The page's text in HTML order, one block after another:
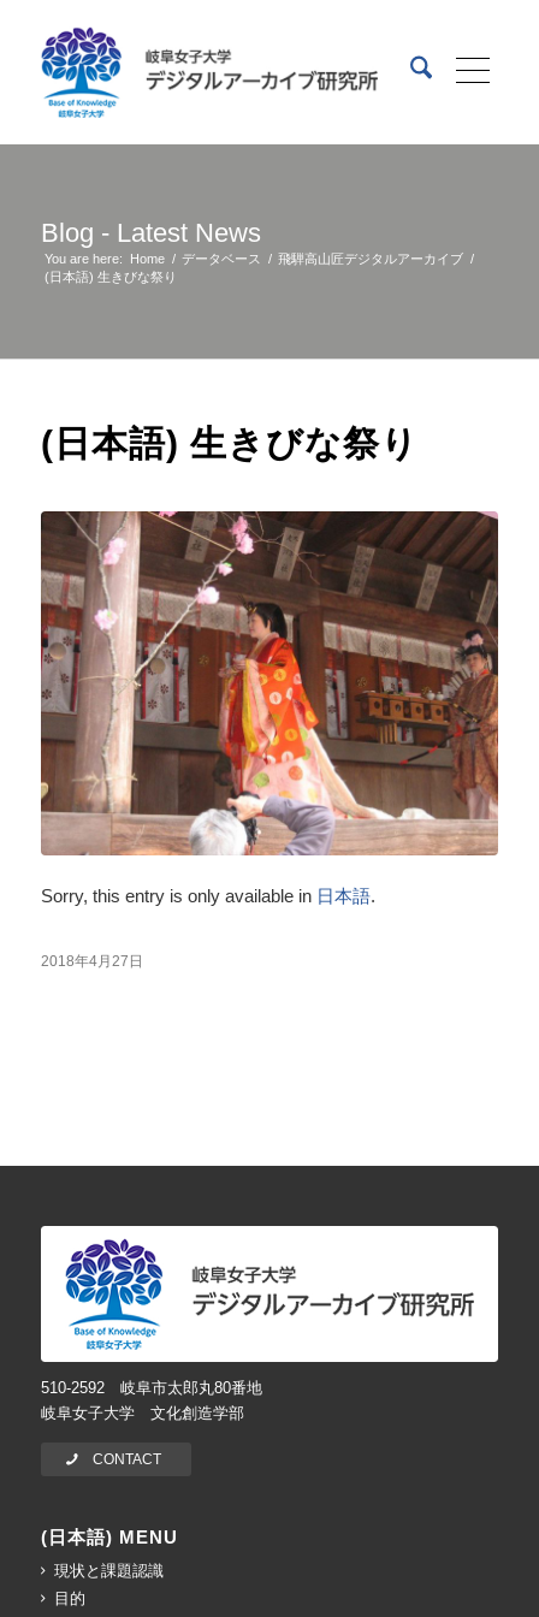
Blog - Latest News
You are here: Home / データベース / 飛騨高山匠デジタルアーカイブ /
(日本語) 生きびな祭り
(日本語) 生きびな祭り
Sorry, this entry is only available in 日本語.
2018年4月27日
510-2592 岐阜市太郎丸80番地
岐阜女子大学 文化創造学部
CONTACT
(日本語) MENU
現状と課題認識
目的